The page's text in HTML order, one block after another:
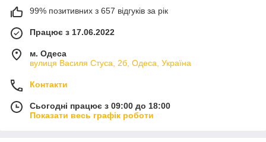
99% позитивних з 657 відгуків за рік
Працює з 17.06.2022
м. Одеса
вулиця Василя Стуса, 2б, Одеса, Україна
Контакти
Сьогодні працює з 09:00 до 18:00
Показати весь графік роботи